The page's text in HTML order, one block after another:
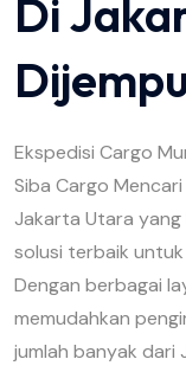
Di
Ekspedisi Cargo
Siba Cargo
Jakarta Utara yang
solusi terbaik
Dengan berbagai
memudahkan
jumlah banyak dari